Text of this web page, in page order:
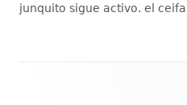
junquito sigue activo. el